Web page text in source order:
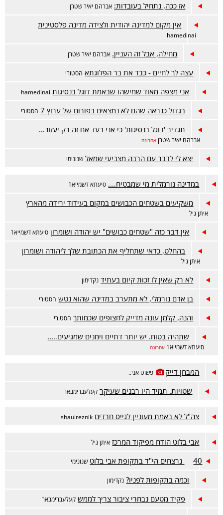
אז ככה, נתחיל בעובדות: אברהם יאיר שטרן
אין מקום למדינה יהודית ולצידה מדינה פלסטינית
hamedinai
מחילה, אבל זה העניין. אברהם יאיר שטרן
עצה לך לחיים - כבד את בר הפלוגתא הסטורי
אני מצפה מאוד שמישהו שבאמת דוגל בנסיגות hamedinai
בגדול כנראה שהם לא נמצאים בפורום של ערוץ 7 הסטורי
תגדיר 'דוגל בנסיגות' כי אני בעד אם זה רק יעזור...
אברהם יאיר שטרן אחרונה
יצא לי לדבר עם הרבה מצביעי שמאל שנונימי
במדינה נורמלית מי שמבטיח…. סיעתא דשמייא1
משקיעים בשטחים הכבושים במקום בעידוד ירידה מהארץ
איתן גיל
אין דבר כזה "שטחים כבושים" יש יהודה ושומרון סיעתא דשמייא1
בהחלט, כדאי שתחליף את הכתובת שלך ליהודה ושומרון
איתן גיל
לא רק שאין לו זכות קיום בעתיד נקדימון
בן אדם נורמלי, לא מתערב במדינה שהוא נטש הסטורי
והנה, קלמן עונה מדייק לחצופים שכמותך הסטורי
שתהיה בטוח. יש יותר דתיים וימנים שמגיעים…..
סיעתא דשמייא1 אחרונה
המבחן דייק פשוט אני..
שטויות. תמיד היו רבנים שעיקר קעלעברימבאר
צה"ל לא באמת מעוניין לגייס חרדים shaulreznik
אבי בלוט הודח מפיקוד המרכז איתן גיל
40 נרצחים הי"ד בתקופת אבי בלוט שנונימי
וכמה בתקופות לפניו? נקדימון
פקיד מטעם נבחרי ציבור צריך לממש קעלעברימבאר